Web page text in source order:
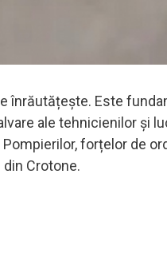
înrăutățește. Este
ale tehnicienilor și
Pompierilor, forțelor de
Crotone.